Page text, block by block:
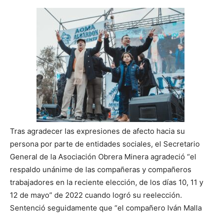
Tras agradecer las expresiones de afecto hacia su
persona por parte de entidades sociales, el Secretario
General de la Asociación Obrera Minera agradeció “el
respaldo unánime de las compañeras y compañeros
trabajadores en la reciente elección, de los días 10, 11 y
12 de mayo” de 2022 cuando logró su reelección.
Sentenció seguidamente que “el compañero Iván Malla